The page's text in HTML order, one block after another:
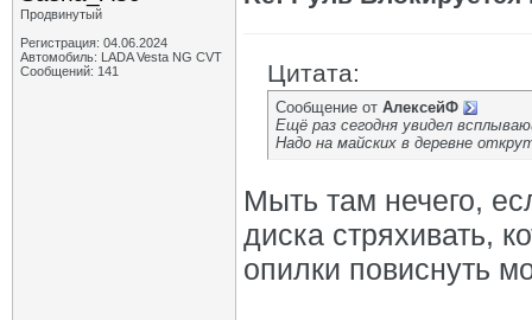
Продвинутый
Регистрация: 04.06.2024
Автомобиль: LADA Vesta NG CVT
Сообщений: 141
Цитата:
Сообщение от АлексейФ
Ещё раз сегодня увидел
Надо на майских в деревне
Мыть там нечего,
диска стряхивать,
опилки повиснуть